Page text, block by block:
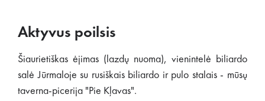
Aktyvus poilsis
Šiaurietiškas ėjimas (lazdų nuoma), vienintelė biliardo
salė Jūrmaloje su rusiškais biliardo ir pulo stalais - mūsų
taverna-picerija "Pie Kļavas".